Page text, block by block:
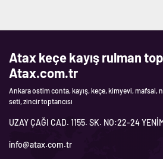
Atax keçe kayış rulman
Atax.com.tr
Ankara ostim conta, kayış, keçe, kimyevi, mafsal,
seti, zincir toptancısı
UZAY ÇAĞI CAD. 1155. SK. NO:22-24
info@atax.com.tr